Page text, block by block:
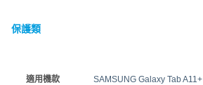
保護類
適用機款 SAMSUNG Galaxy Tab A11+